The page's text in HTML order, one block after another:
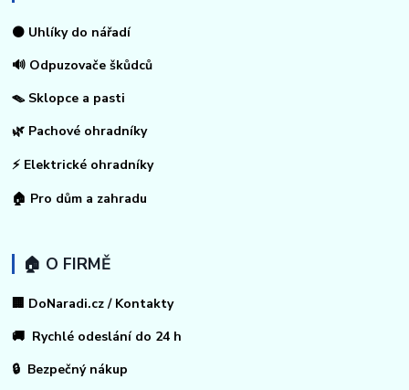
⚫ Uhlíky do nářadí
🔊 Odpuzovače škůdců
🪤 Sklopce a pasti
🌿 Pachové ohradníky
⚡ Elektrické ohradníky
🏠 Pro dům a zahradu
🏠 O FIRMĚ
🏢 DoNaradi.cz / Kontakty
🚚 Rychlé odeslání do 24 h
🔒 Bezpečný nákup